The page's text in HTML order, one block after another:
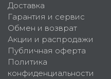
Доставка
Гарантия и сервис
Обмен и возврат
Акции и распродажи
Публичная оферта
Политика
конфиденциальности